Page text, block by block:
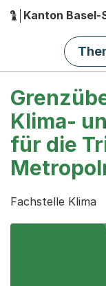
Hauptnavigation
Kanton Basel-
Klima-
für die
Fachstelle Klima